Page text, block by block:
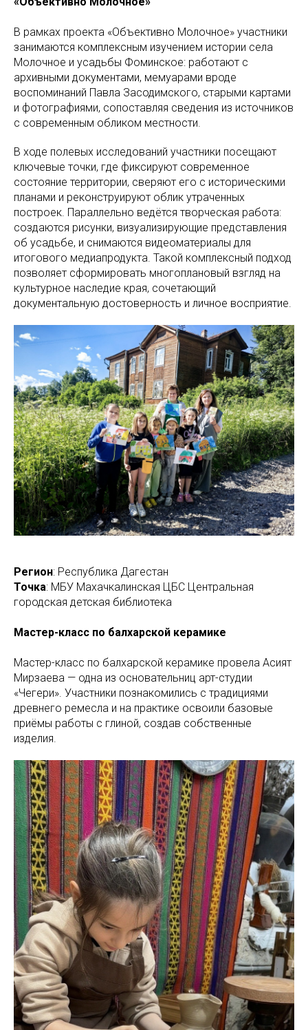
В рамках проекта «Объективно Молочное» участники
занимаются комплексным изучением истории села
Молочное и усадьбы Фоминское: работают с
архивными документами, мемуарами вроде
воспоминаний Павла Засодимского, старыми картами
и фотографиями, сопоставляя сведения из источников
с современным обликом местности.
В ходе полевых исследований участники посещают
ключевые точки, где фиксируют современное
состояние территории, сверяют его с историческими
планами и реконструируют облик утраченных
построек. Параллельно ведётся творческая работа:
создаются рисунки, визуализирующие представления
об усадьбе, и снимаются видеоматериалы для
итогового медиапродукта. Такой комплексный подход
позволяет сформировать многоплановый взгляд на
культурное наследие края, сочетающий
документальную достоверность и личное восприятие.
Регион: Республика Дагестан
Точка: МБУ Махачкалинская ЦБС Центральная
городская детская библиотека
Мастер-класс по балхарской керамике
Мастер-класс по балхарской керамике провела Асият
Мирзаева — одна из основательниц арт-студии
«Чегери». Участники познакомились с традициями
древнего ремесла и на практике освоили базовые
приёмы работы с глиной, создав собственные
изделия.